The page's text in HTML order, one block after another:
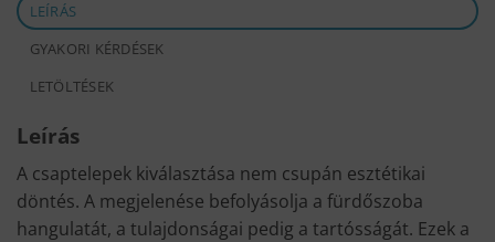
LEÍRÁS
GYAKORI KÉRDÉSEK
LETÖLTÉSEK
Leírás
A csaptelepek kiválasztása nem csupán esztétikai
döntés. A megjelenése befolyásolja a fürdőszoba
hangulatát, a tulajdonságai pedig a tartósságát. Ezek a